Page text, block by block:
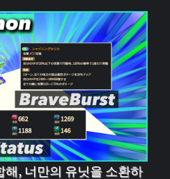
, 너만의 유닛을 소환하